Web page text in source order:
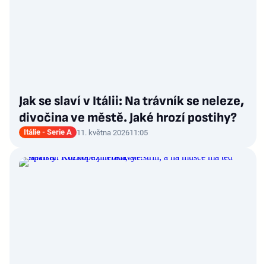
Jak se slaví v Itálii: Na trávník se neleze,
divočina ve městě. Jaké hrozí postihy?
Itálie - Serie A 11. května 202611:05